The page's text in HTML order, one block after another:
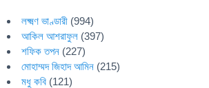
লক্ষ্মণ ভাণ্ডারী (994)
আকিল আশরাফুল (397)
শফিক তপন (227)
মোহাম্মদ জিহাদ আমিন (215)
মধু কবি (121)